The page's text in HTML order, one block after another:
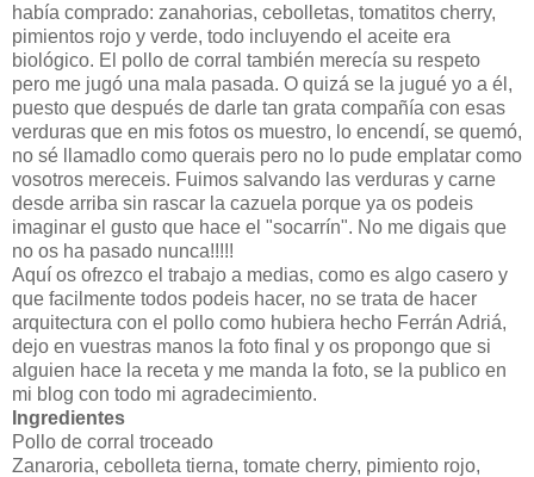
había comprado: zanahorias, cebolletas, tomatitos cherry,
pimientos rojo y verde, todo incluyendo el aceite era
biológico. El pollo de corral también merecía su respeto
pero me jugó una mala pasada. O quizá se la jugué yo a él,
puesto que después de darle tan grata compañía con esas
verduras que en mis fotos os muestro, lo encendí, se quemó,
no sé llamadlo como querais pero no lo pude emplatar como
vosotros mereceis. Fuimos salvando las verduras y carne
desde arriba sin rascar la cazuela porque ya os podeis
imaginar el gusto que hace el "socarrín". No me digais que
no os ha pasado nunca!!!!!
Aquí os ofrezco el trabajo a medias, como es algo casero y
que facilmente todos podeis hacer, no se trata de hacer
arquitectura con el pollo como hubiera hecho Ferrán Adriá,
dejo en vuestras manos la foto final y os propongo que si
alguien hace la receta y me manda la foto, se la publico en
mi blog con todo mi agradecimiento.
Ingredientes
Pollo de corral troceado
Zanaroria, cebolleta tierna, tomate cherry, pimiento rojo,